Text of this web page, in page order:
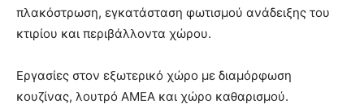
πλακόστρωση, εγκατάσταση φωτισμού ανάδειξης του
κτιρίου και περιβάλλοντα χώρου.
Εργασίες στον εξωτερικό χώρο με διαμόρφωση
κουζίνας, λουτρό ΑΜΕΑ και χώρο καθαρισμού.